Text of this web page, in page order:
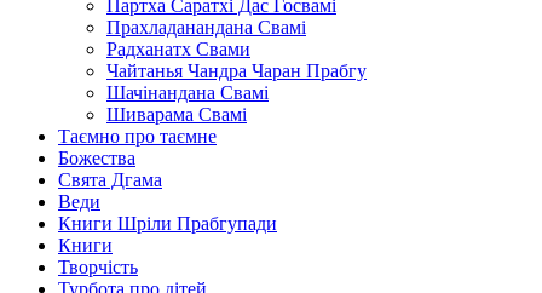
Партха Саратхі Дас Госвамі
Прахладанандана Свамі
Радханатх Свами
Чайтанья Чандра Чаран Прабгу
Шачінандана Свамі
Шиварама Свамі
Таємно про таємне
Божества
Свята Дгама
Веди
Книги Шріли Прабгупади
Книги
Творчість
Турбота про дітей